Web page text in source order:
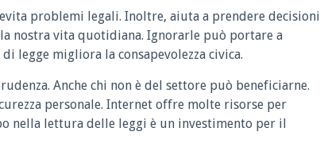
problemi legali. Inoltre, aiuta a prendere decisioni
nostra vita quotidiana. Ignorarle può portare a
legge migliora la consapevolezza civica.
Anche chi non è del settore può beneficiarne.
personale. Internet offre molte risorse per
nella lettura delle leggi è un investimento per il